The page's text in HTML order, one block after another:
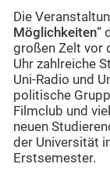
Die
Möglichkeiten“
großen Zelt vor
Uhr zahlreiche
Uni-Radio und
politische
Filmclub und
neuen
der Universität
Erstsemester.